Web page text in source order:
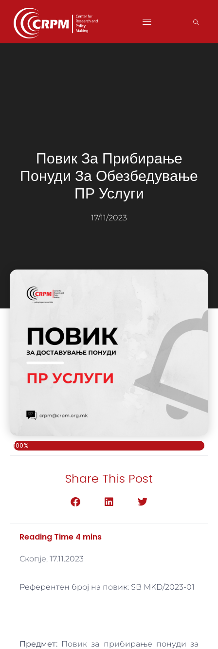
Повик За Прибирање
Понуди За Обезбедување
ПР Услуги
17/11/2023
100%
Share This Post
Скопје, 17.11.2023
Референтен број на повик: SB MKD/2023-01
Предмет: Повик за прибирање понуди за